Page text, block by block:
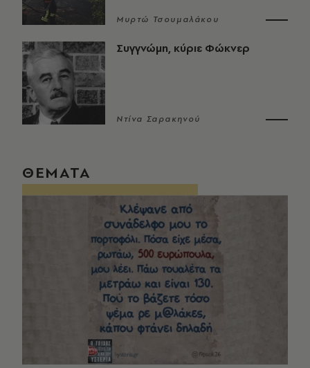
Μυρτώ Τσουμαλάκου
Συγγνώμη, κύριε Φώκνερ
Ντίνα Σαρακηνού
ΘΕΜΑΤΑ